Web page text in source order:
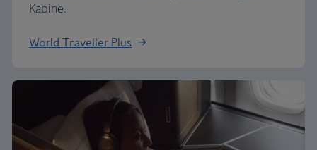
Kabine.
World Traveller Plus